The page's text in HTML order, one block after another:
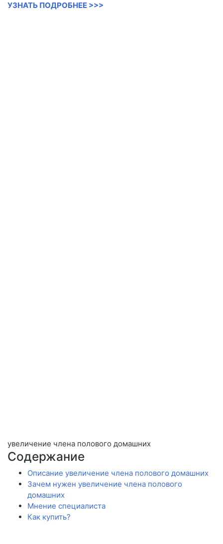
УЗНАТЬ ПОДРОБНЕЕ >>>
увеличение члена полового домашних
Содержание
Описание увеличение члена полового домашних
Зачем нужен увеличение члена полового
домашних
Мнение специалиста
Как купить?